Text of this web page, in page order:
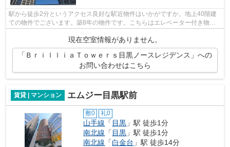
駅から徒歩2分というアクセス良好な駅近物件はいかがですか。地上40階建
ての物件でございます。築8年の物件です。こちらはエレベーター付き物件
現在空室情報がありません。
「ＢｒｉｌｌｉａＴｏｗｅｒｓ目黒ノースレジデンス」への
お問い合わせはこちら
賃貸 | マンション エムジー目黒駅前
敷0 礼0
山手線 「 目黒 」駅 徒歩1分
南北線 「 目黒 」駅 徒歩1分
南北線 「白金台 」駅 徒歩14分